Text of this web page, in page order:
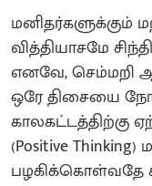
மனிதர்களுக்கும்
வித்தியாசமே
எனவே, செம்மறி
ஒரே திசையை
காலகட்டத்திற்கு
(Positive
பழகிக்கொள்வதே